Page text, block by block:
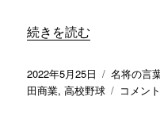
ね』
と
“「自分の満足のため
続きを読む
投
稿
2022年5月25日
カ
テ
名将の言
田商業,高校野球
「自
コメント